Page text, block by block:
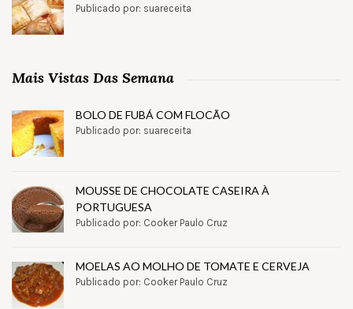
Publicado por: suareceita
Mais Vistas Das Semana
BOLO DE FUBÁ COM FLOCÃO
Publicado por: suareceita
MOUSSE DE CHOCOLATE CASEIRA À
PORTUGUESA
Publicado por: Cooker Paulo Cruz
MOELAS AO MOLHO DE TOMATE E CERVEJA
Publicado por: Cooker Paulo Cruz